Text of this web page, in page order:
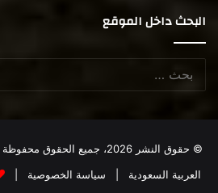
البحث داخل الموقع
© حقوق النشر 2026، جميع الحقوق محفوظة لـ
العربية السعودية
سياسة الخصوصية |